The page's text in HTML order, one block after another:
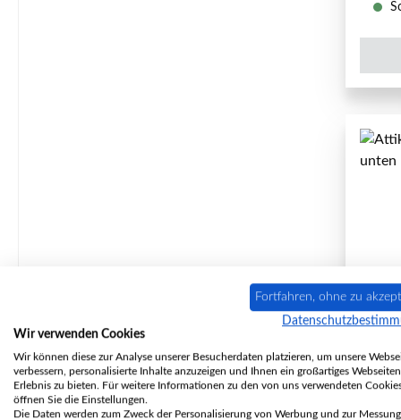
Fortfahren, ohne zu
Wir verwenden Cookies
Wir können diese zur Analyse unserer Besucherdaten platzieren, um unsere
verbessern, personalisierte Inhalte anzuzeigen und Ihnen ein großartiges
Erlebnis zu bieten. Für weitere Informationen zu den von uns verwendeten
öffnen Sie die Einstellungen.
Die Daten werden zum Zweck der Personalisierung von Werbung und zur